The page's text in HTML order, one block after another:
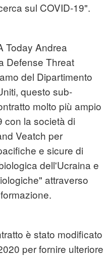
sul COVID-19".
Today Andrea
Defense Threat
del Dipartimento
questo sub-
molto più ampio
con la società di
Veatch per
e sicure di
dell'Ucraina e
attraverso
è stato modificato
per fornire ulteriore